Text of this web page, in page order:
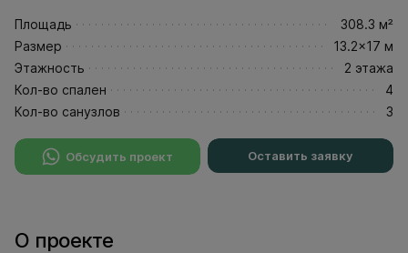
Площадь
308.3 м²
Размер
13.2x17 м
Этажность
2 этажа
Кол-во спален
4
Кол-во санузлов
3
Обсудить проект Оставить заявку
О проекте